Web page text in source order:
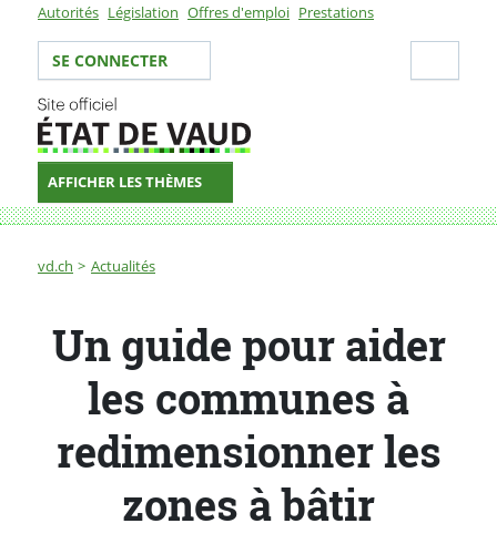
Sous-navigation
Autorités Législation Offres d'emploi Prestations
Votre identité
SE CONNECTER
AFFICHER LES THÈMES
Fil d'Ariane
vd.ch Actualités
Un guide pour aider les communes à redimensionner
Un guide pour aider
les communes à
redimensionner les
zones à bâtir